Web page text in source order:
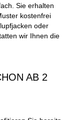
Sie erhalten
kostenfrei
oder
wir Ihnen die
AB 2